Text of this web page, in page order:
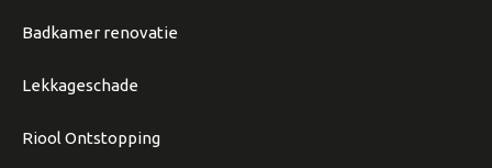
Badkamer renovatie
Lekkageschade
Riool Ontstopping